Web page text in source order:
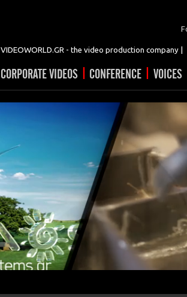
VIDEOWORLD.GR - the video production company |
CORPORATE VIDEOS | CONFERENCE | VOICES